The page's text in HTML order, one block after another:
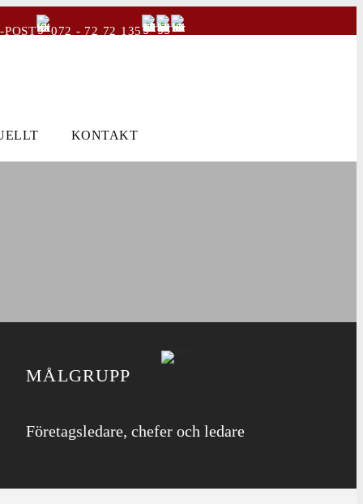
POST 072 - 72 72 135
KONTAKT
MÅLGRUPP
Företagsledare, chefer och ledare